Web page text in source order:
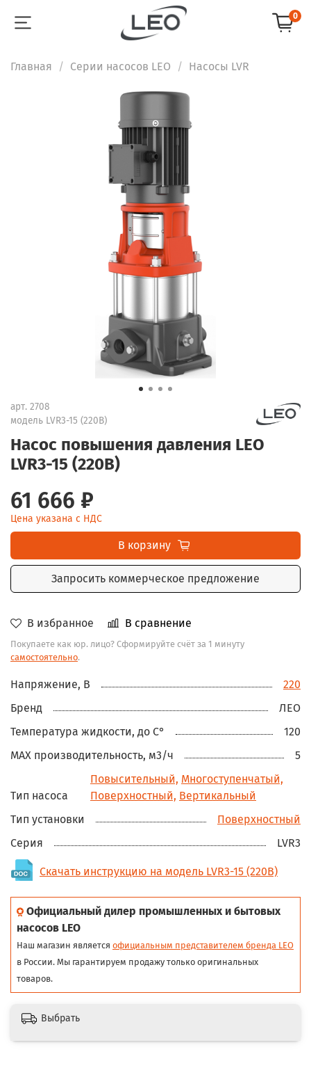
0
Главная Серии насосов LEO Насосы LVR
арт. 2708
модель LVR3-15 (220В)
Насос повышения давления LEO
LVR3-15 (220В)
В избранное В сравнение
Покупаете как юр. лицо? Сформируйте счёт за 1 минуту
самостоятельно.
61 666 ₽
Цена указана с НДС
В корзину
Запросить коммерческое предложение
Напряжение, В
220
Бренд
ЛЕО
Температура жидкости, до С°
120
MAX производительность, м3/ч
5
Тип насоса
Повысительный, Многоступенчатый,
Поверхностный, Вертикальный
Тип установки
Поверхностный
Серия
LVR3
Скачать инструкцию на модель LVR3-15 (220В)
Официальный дилер промышленных и бытовых
насосов LEO
Наш магазин является официальным представителем бренда LEO
в России. Мы гарантируем продажу только оригинальных
товаров.
Выбрать